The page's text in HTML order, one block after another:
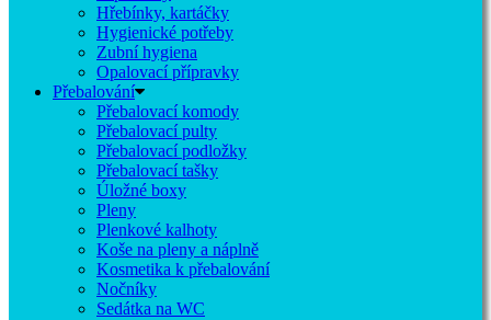
Hřebínky, kartáčky
Hygienické potřeby
Zubní hygiena
Opalovací přípravky
Přebalování
Přebalovací komody
Přebalovací pulty
Přebalovací podložky
Přebalovací tašky
Úložné boxy
Pleny
Plenkové kalhoty
Koše na pleny a náplně
Kosmetika k přebalování
Nočníky
Sedátka na WC